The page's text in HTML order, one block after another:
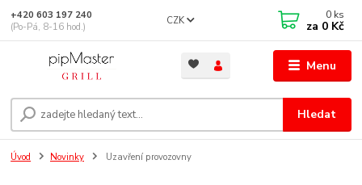
Menu
CZK
Hledat
+420 603 197 240
(Po-Pá, 8-16 hod.)
0 ks
za 0 Kč
Úvod Novinky Uzavření provozovny